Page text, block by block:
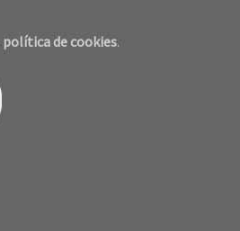
política de cookies.